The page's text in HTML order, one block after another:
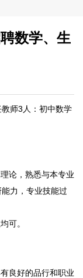
数学、生
师3人：初中数学
论，熟悉与本专业
力，专业技能过
可。
良好的品行和职业